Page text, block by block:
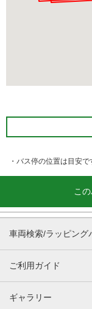
・バス停の位置は目安
こ
車両検索/ラッピング
ご利用ガイド
ギャラリー